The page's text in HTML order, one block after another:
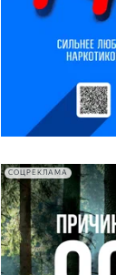
СОЦРЕКЛАМА